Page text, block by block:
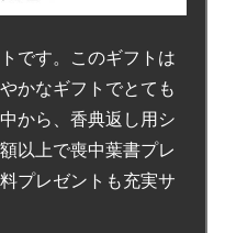
です。このギフトは
かなギフトでとても
から、香典返し用シ
以上で喪中葉書プレ
プレゼントも充実サ